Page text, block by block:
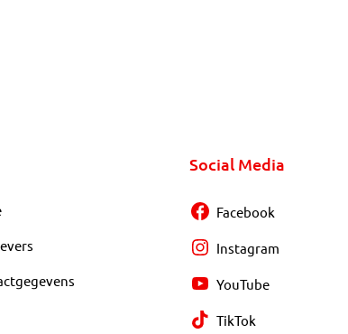
Social Media
Facebook
Instagram
YouTube
TikTok